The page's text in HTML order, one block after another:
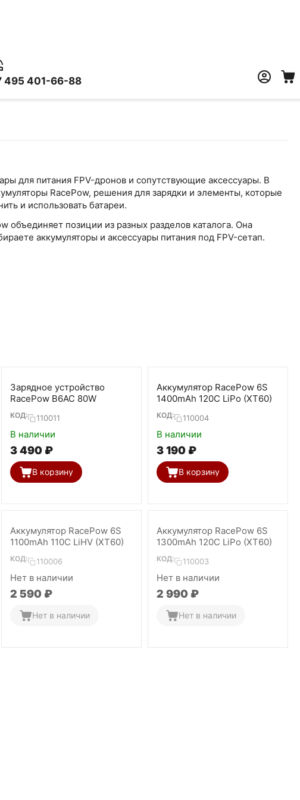
495 401-66-88
для питания FPV-дронов и сопутствующие аксессуары. В
RacePow, решения для зарядки и элементы, которые
и использовать батареи.
объединяет позиции из разных разделов каталога. Она
аккумуляторы и аксессуары питания под FPV-сетап.
Зарядное устройство
RacePow B6AC 80W
КОД: 110011
В наличии
3 490 ₽
В корзину
Аккумулятор RacePow 6S
1400mAh 120C LiPo (XT60)
КОД: 110004
В наличии
3 190 ₽
В корзину
Аккумулятор RacePow 6S
1100mAh 110C LiHV (XT60)
КОД: 110006
Нет в наличии
2 590 ₽
Нет в наличии
Аккумулятор RacePow 6S
1300mAh 120C LiPo (XT60)
КОД: 110003
Нет в наличии
2 990 ₽
Нет в наличии